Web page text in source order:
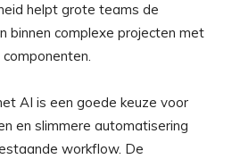
helpt grote teams de
binnen complexe projecten met
AI is een goede keuze voor
en slimmere automatisering
workflow. De